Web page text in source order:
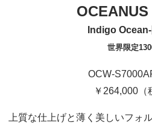
Indigo
世界限定
OCW-
￥264,000（
上質な仕上げと薄く美しいフォ